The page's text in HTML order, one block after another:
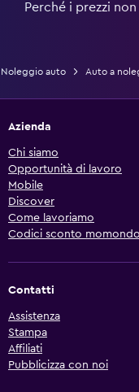
Perché i prezzi
Noleggio auto Auto a
Azienda
Chi siamo
Opportunità di lavoro
Mobile
Discover
Come lavoriamo
Codici sconto momondo
Contatti
Assistenza
Stampa
Affiliati
Pubblicizza con noi